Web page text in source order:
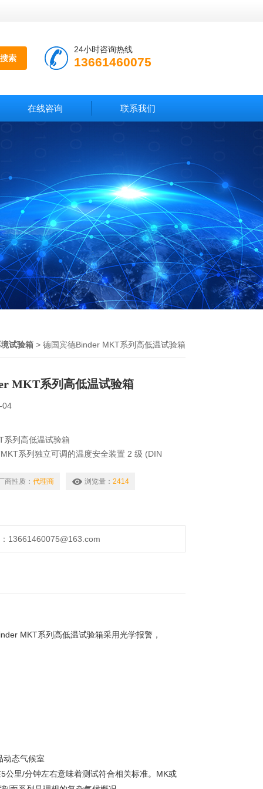
24小时咨询热线
13661460075
在线咨询 联系我们
试验箱 > 德国宾德Binder MKT系列高低温试验箱
MKT系列高低温试验箱
04
系列高低温试验箱
系列独立可调的温度安全装置 2 级 (DIN
商性质： 代理商 浏览量： 2414
13661460075@163.com
MKT系列高低温试验箱采用光学报警，
动态气候室
公里/分钟左右意味着测试符合相关标准。MK或